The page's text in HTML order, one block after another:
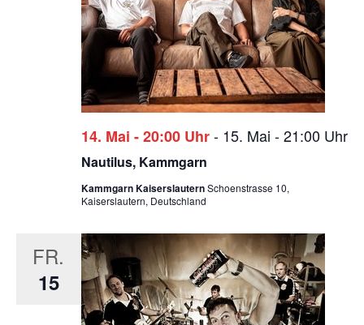
Nautilus, Kammgarn
14. Mai - 20:00 Uhr- 15. Mai - 21:00 Uhr
Kammgarn KaiserslauternSchoenstrasse 10,
Kaiserslautern, Deutschland
FR.
15